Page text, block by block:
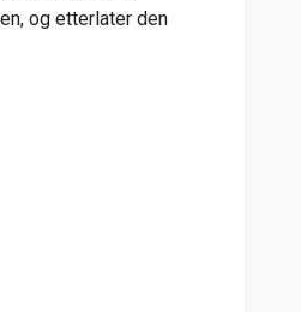
og etterlater den